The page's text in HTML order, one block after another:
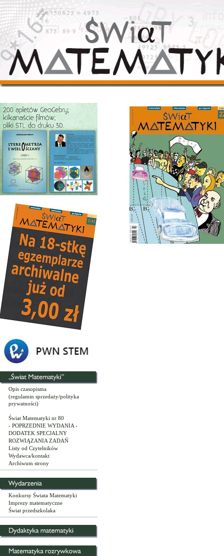
Opis czasopisma
(regulamin sprzedaży/polityka
prywatności)
Świat Matematyki nr 80
- POPRZEDNIE WYDANIA -
DODATEK SPECJALNY
ROZWIĄZANIA ZADAŃ
Listy od Czytelników
Wydawca/kontakt
Archiwum strony
Konkursy Świata Matematyki
Imprezy matematyczne
Świat przedszkolaka